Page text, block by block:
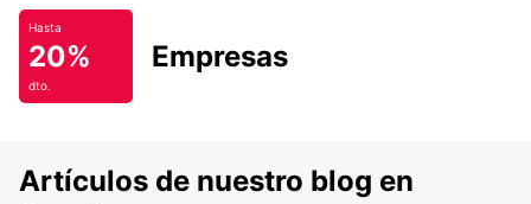
Hasta
20%
dto.
Empresas
Artículos de nuestro blog en